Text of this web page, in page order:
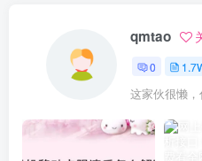
qmtao
0
这家伙很懒